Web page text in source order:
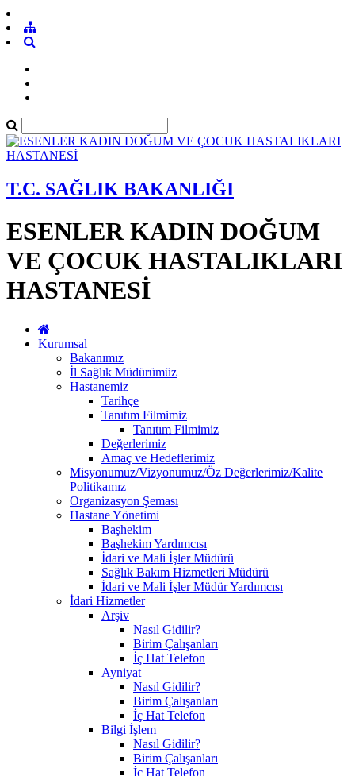
T.C. SAĞLIK BAKANLIĞI
ESENLER KADIN DOĞUM
VE ÇOCUK HASTALIKLARI
HASTANESİ
Kurumsal
Bakanımız
İl Sağlık Müdürümüz
Hastanemiz
Tarihçe
Tanıtım Filmimiz
Tanıtım Filmimiz
Değerlerimiz
Amaç ve Hedeflerimiz
Misyonumuz/Vizyonumuz/Öz Değerlerimiz/Kalite
Politikamız
Organizasyon Şeması
Hastane Yönetimi
Başhekim
Başhekim Yardımcısı
İdari ve Mali İşler Müdürü
Sağlık Bakım Hizmetleri Müdürü
İdari ve Mali İşler Müdür Yardımcısı
İdari Hizmetler
Arşiv
Nasıl Gidilir?
Birim Çalışanları
İç Hat Telefon
Ayniyat
Nasıl Gidilir?
Birim Çalışanları
İç Hat Telefon
Bilgi İşlem
Nasıl Gidilir?
Birim Çalışanları
İç Hat Telefon